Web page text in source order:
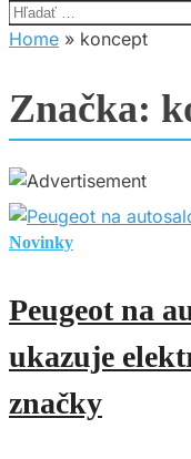
Hľadať:
Home » koncept
Značka:
Novinky
Peugeot na
ukazuje
značky